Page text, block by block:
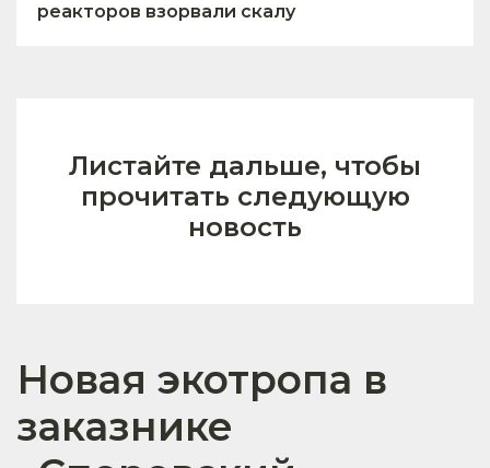
реакторов взорвали скалу
Листайте дальше, чтобы
прочитать следующую
новость
Новая экотропа в
заказнике